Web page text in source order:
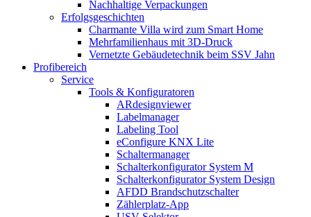
Nachhaltige Verpackungen
Erfolgsgeschichten
Charmante Villa wird zum Smart Home
Mehrfamilienhaus mit 3D-Druck
Vernetzte Gebäudetechnik beim SSV Jahn
Profibereich
Service
Tools & Konfiguratoren
ARdesignviewer
Labelmanager
Labeling Tool
eConfigure KNX Lite
Schaltermanager
Schalterkonfigurator System M
Schalterkonfigurator System Design
AFDD Brandschutzschalter
Zählerplatz-App